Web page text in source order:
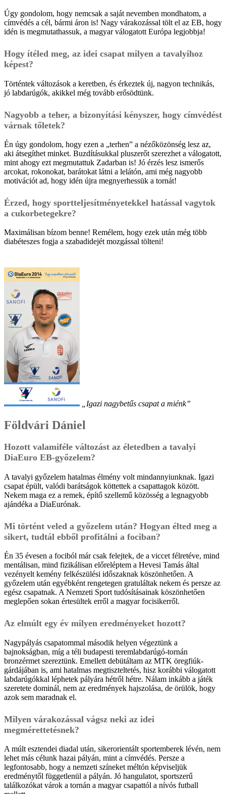
Úgy gondolom, hogy nemcsak a saját nevemben mondhatom, a
címvédés a cél, bármi áron is! Nagy várakozással tölt el az EB, hogy
idén is megmutathassuk, a magyar válogatott Európa legjobbja!
Hogy ítéled meg, az idei csapat milyen a tavalyihoz
képest?
Történtek változások a keretben, és érkeztek új, nagyon technikás,
jó labdarúgók, akikkel még tovább erősödtünk.
Nagyobb a teher, a bizonyítási kényszer, hogy címvédést
várnak tőletek?
Én úgy gondolom, hogy ezen a „terhen” a nézőközönség lesz az,
aki átsegíthet minket. Buzdításukkal pluszerőt szerezhet a válogatott,
mint ahogy ezt megmutattuk Zadarban is! Jó érzés lesz ismerős
arcokat, rokonokat, barátokat látni a lelátón, ami még nagyobb
motivációt ad, hogy idén újra megnyerhessük a tornát!
Érzed, hogy sportteljesítményetekkel hatással vagytok
a cukorbetegekre?
Maximálisan bízom benne! Remélem, hogy ezek után még több
diabéteszes fogja a szabadidejét mozgással tölteni!
„Igazi nagybetűs csapat a miénk”
Földvári Dániel
Hozott valamiféle változást az életedben a tavalyi
DiaEuro EB-győzelem?
A tavalyi győzelem hatalmas élmény volt mindannyiunknak. Igazi
csapat épült, valódi barátságok köttettek a csapattagok között.
Nekem maga ez a remek, építő szellemű közösség a legnagyobb
ajándéka a DiaEurónak.
Mi történt veled a győzelem után? Hogyan élted meg a
sikert, tudtál ebből profitálni a fociban?
Én 35 évesen a fociból már csak felejtek, de a viccet félretéve, mind
mentálisan, mind fizikálisan előreléptem a Hevesi Tamás által
vezényelt kemény felkészülési időszaknak köszönhetően. A
győzelem után egyébként rengetegen gratuláltak nekem és persze az
egész csapatnak. A Nemzeti Sport tudósításainak köszönhetően
meglepően sokan értesültek erről a magyar focisikerről.
Az elmúlt egy év milyen eredményeket hozott?
Nagypályás csapatommal második helyen végeztünk a
bajnokságban, míg a téli budapesti teremlabdarúgó-tornán
bronzérmet szereztünk. Emellett debütáltam az MTK öregfiúk-
gárdájában is, ami hatalmas megtiszteltetés, hisz korábbi válogatott
labdarúgókkal léphetek pályára hétről hétre. Nálam inkább a játék
szeretete dominál, nem az eredmények hajszolása, de örülök, hogy
azok sem maradnak el.
Milyen várakozással vágsz neki az idei
megmérettetésnek?
A múlt esztendei diadal után, sikerorientált sportemberek lévén, nem
lehet más célunk hazai pályán, mint a címvédés. Persze a
legfontosabb, hogy a nemzeti színeket méltón képviseljük
eredménytől függetlenül a pályán. Jó hangulatot, sportszerű
találkozókat várok a tornán a magyar csapattól a nívós futball